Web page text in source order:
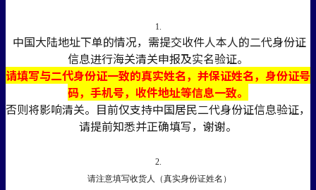
1.
中国大陆地址下单的情况，需提交收件人本人的二代身份证
信息进行海关清关申报及实名验证。
请填写与二代身份证一致的真实姓名，并保证姓名，身份证号
码，手机号，收件地址等信息一致。
否则将影响清关。目前仅支持中国居民二代身份证信息验证，
请提前知悉并正确填写，谢谢。
2.
请注意填写收货人（真实身份证姓名）